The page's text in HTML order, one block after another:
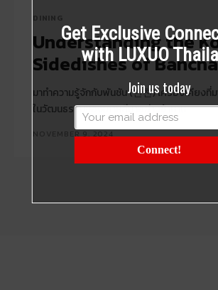
Understanding the
Sidedishes of
มาทำความรู้จักกับพันชัน (반찬) เครื่องเคียงที่
ในวัฒนธรรมของเกาหลีมาอย่างช้านาน
NOVEMBER 9, 2024
Get Exclusive
with LUXUO
Join us today
Connect!